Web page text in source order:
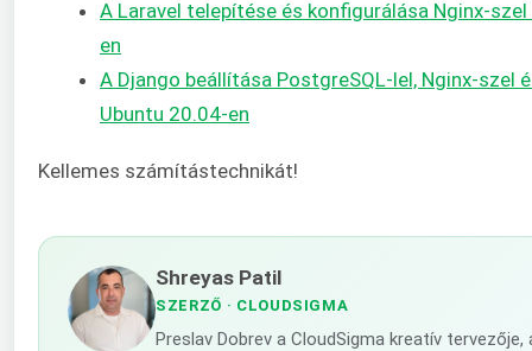
A Laravel telepítése és konfigurálása Nginx-
en
A Django beállítása PostgreSQL-lel, Nginx-szel
Ubuntu 20.04-en
Kellemes számítástechnikát!
Shreyas Patil
SZERZŐ · CLOUDSIGMA
Preslav Dobrev a CloudSigma kreatív tervezője,